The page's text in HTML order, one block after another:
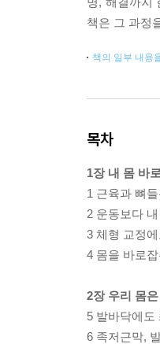
책은 그 과정
책의 일부 내용
목차
1장 내 몸 바
1 근육과 뼈
2 운동보다
3 체형 교정
4 몸을 바로
2장 우리 몸
5 발바닥에도
6 족저근막,